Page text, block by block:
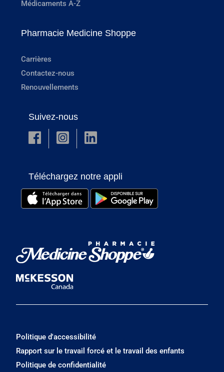
Médicaments A-Z
Pharmacie Medicine Shoppe
Carrières
Contactez-nous
Renouvellements
Suivez-nous
Téléchargez notre appli
Politique d'accessibilité
Rapport sur le travail forcé et le travail des enfants
Politique de confidentialité